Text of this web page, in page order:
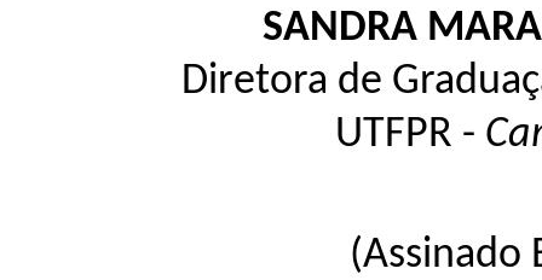
SANDRA
Diretora de
UTFPR -
(Assinado